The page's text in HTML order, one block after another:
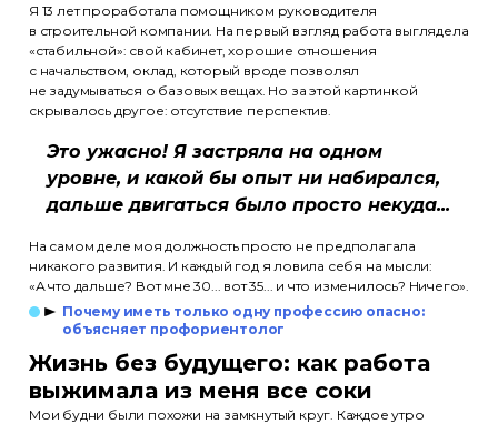
Я 13 лет проработала помощником руководителя
в строительной компании. На первый взгляд работа выглядела
«стабильной»: свой кабинет, хорошие отношения
с начальством, оклад, который вроде позволял
не задумываться о базовых вещах. Но за этой картинкой
скрывалось другое: отсутствие перспектив.
Это ужасно! Я застряла на одном
уровне, и какой бы опыт ни набирался,
дальше двигаться было просто некуда...
На самом деле моя должность просто не предполагала
никакого развития. И каждый год я ловила себя на мысли:
«А что дальше? Вот мне 30... вот 35... и что изменилось? Ничего».
Почему иметь только одну профессию опасно:
объясняет профориентолог
Жизнь без будущего: как работа
выжимала из меня все соки
Мои будни были похожи на замкнутый круг. Каждое утро